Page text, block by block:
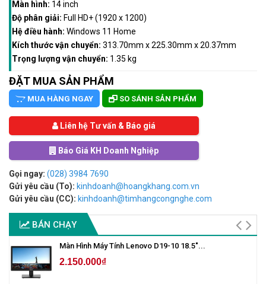
Màn hình: 14 inch
Độ phân giải: Full HD+ (1920 x 1200)
Hệ điều hành: Windows 11 Home
Kích thước vận chuyển: 313.70mm x 225.30mm x 20.37mm
Trọng lượng vận chuyển: 1.35 kg
ĐẶT MUA SẢN PHẨM
MUA HÀNG NGAY SO SÁNH SẢN PHẨM
Liên hệ Tư vấn & Báo giá
Báo Giá KH Doanh Nghiệp
Gọi ngay: (028) 3984 7690
Gửi yêu cầu (To): kinhdoanh@hoangkhang.com.vn
Gửi yêu cầu (CC): kinhdoanh@timhangcongnghe.com
BÁN CHẠY
Màn Hình Máy Tính Lenovo D19-10 18.5"...
2.150.000₫